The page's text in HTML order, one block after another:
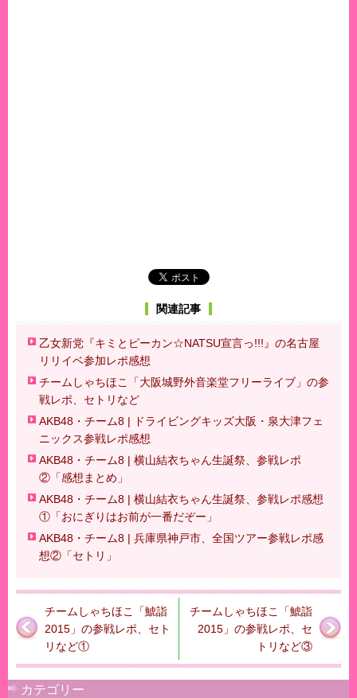
関連記事
乙女新党『キミとピーカン☆NATSU宣言っ!!!』の名古屋
リリイベ参加レポ感想
チームしゃちほこ「大阪城野外音楽堂フリーライブ」の参
戦レポ、セトリなど
AKB48・チーム8 | ドライビングキッズ大阪・泉大津フェ
ニックス参戦レポ感想
AKB48・チーム8 | 横山結衣ちゃん生誕祭、参戦レポ
②「感想まとめ」
AKB48・チーム8 | 横山結衣ちゃん生誕祭、参戦レポ感想
①「おにぎりはお前が一番だぞー」
AKB48・チーム8 | 兵庫県神戸市、全国ツアー参戦レポ感
想②「セトリ」
チームしゃちほこ「鯱詣
2015」の参戦レポ、セト
リなど①
チームしゃちほこ「鯱詣
2015」の参戦レポ、セ
トリなど③
カテゴリー